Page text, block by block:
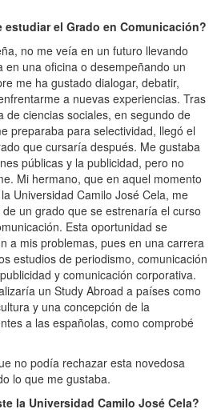
estudiar el Grado en Comunicación?
no me veía en un futuro llevando
en una oficina o desempeñando un
me ha gustado dialogar, debatir,
a nuevas experiencias. Tras
de ciencias sociales, en segundo de
preparaba para selectividad, llegó el
que cursaría después. Me gustaba
públicas y la publicidad, pero no
Mi hermano, que en aquel momento
Universidad Camilo José Cela, me
un grado que se estrenaría el curso
Esta oportunidad se
a mis problemas, pues en una carrera
estudios de periodismo, comunicación
y comunicación corporativa.
un Study Abroad a países como
y una concepción de la
a las españolas, como comprobé
no podía rechazar esta novedosa
lo que me gustaba.
la Universidad Camilo José Cela?